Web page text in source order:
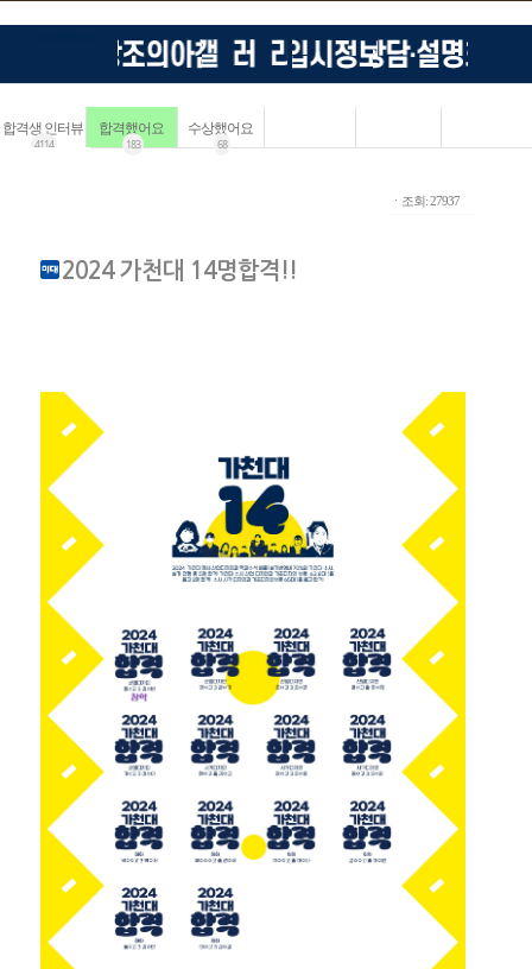
합격생 인터뷰
4114
합격했어요
183
수상했어요
68
ㆍ조회: 27937
2024 가천대 14명합격!!